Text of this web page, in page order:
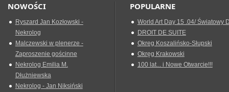
NOWOŚCI
Ryszard Jan Kozłowski -
Nekrolog
Malczewski w plenerze -
Zaproszenie gościnne
Nekrolog Emilia M.
Dłużniewska
Nekrolog - Jan Niksiński
POPULARNE
World Art Day 15 .04/ Światowy
DROIT DE SUITE
Okreg Koszalińsko-Słupski
Okręg Krakowski
100 lat... i Nowe Otwarcie!!!